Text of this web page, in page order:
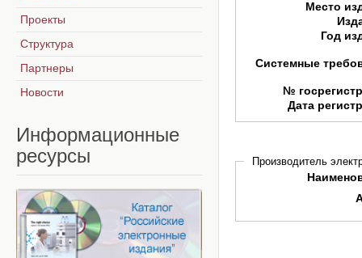
Место
Год
Системные
№
Дата
Производитель
Проекты
Структура
Партнеры
Новости
Информационные
ресурсы